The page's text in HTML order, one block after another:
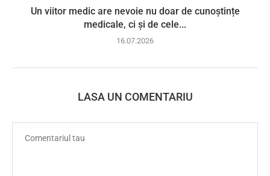
Un viitor medic are nevoie nu doar de cunoștințe
medicale, ci și de cele...
16.07.2026
LASA UN COMENTARIU